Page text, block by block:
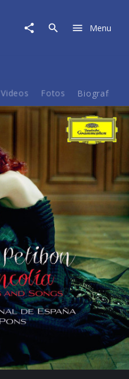
Menu
Videos Fotos Biografie